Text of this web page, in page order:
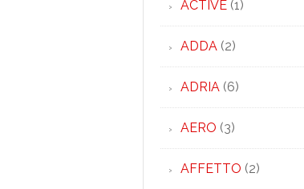
ACTIVE(1)
ADDA(2)
ADRIA(6)
AERO(3)
AFFETTO(2)